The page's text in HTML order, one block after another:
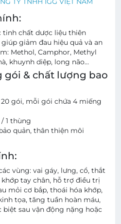
tinh chất dược liệu thiên
giảm đau hiệu quả và an
Methol, Camphor, Methyl
khuynh diệp, long não…
gói & chất lượng bao
gói, mỗi gói chứa 4 miếng
1 thùng
quản, thân thiện môi
vùng: vai gáy, lưng, cổ, thắt
tay chân, hỗ trợ điều trị
mỏi cơ bắp, thoái hóa khớp,
tọa, tăng tuần hoàn máu,
sau vận động nặng hoặc